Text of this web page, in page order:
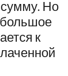
Но
большое
к